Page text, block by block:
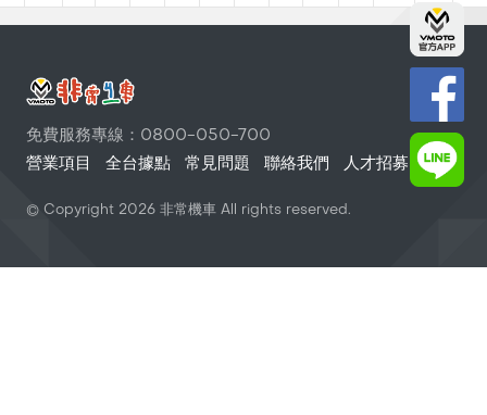
免費服務專線：0800-050-700
營業項目
全台據點 常見問題 聯絡我們 人才招募
© Copyright 2026 非常機車 All rights reserved.